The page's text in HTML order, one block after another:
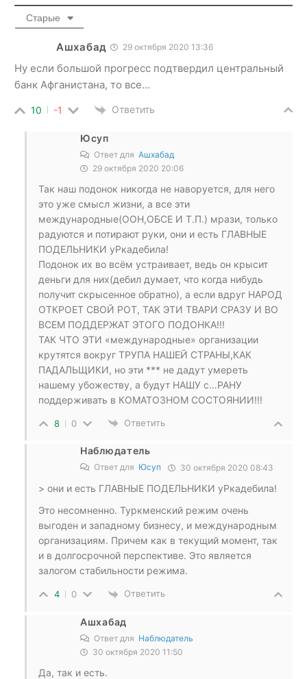
Старые
Ашхабад 29 октября 2020 13:36
Ну если большой прогресс подтвердил центральный
банк Афганистана, то все…
10 -1 Ответить
Юсуп
Ответ для Ашхабад
29 октября 2020 20:06
Так наш подонок никогда не наворуется, для него
это уже смысл жизни, а все эти
международные(ООН,ОБСЕ И Т.П.) мрази, только
радуются и потирают руки, они и есть ГЛАВНЫЕ
ПОДЕЛЬНИКИ уРкадебила!
Подонок их во всём устраивает, ведь он крысит
деньги для них(дебил думает, что когда нибудь
получит скрысенное обратно), а если вдруг НАРОД
ОТКРОЕТ СВОЙ РОТ, ТАК ЭТИ ТВАРИ СРАЗУ И ВО
ВСЕМ ПОДДЕРЖАТ ЭТОГО ПОДОНКА!!!
ТАК ЧТО ЭТИ «международные» организации
крутятся вокруг ТРУПА НАШЕЙ СТРАНЫ,КАК
ПАДАЛЬЩИКИ, но эти *** не дадут умереть
нашему убожеству, а будут НАШУ с…РАНУ
поддерживать в КОМАТОЗНОМ СОСТОЯНИИ!!!
8 0 Ответить
Наблюдатель
Ответ для Юсуп 30 октября 2020 08:43
> они и есть ГЛАВНЫЕ ПОДЕЛЬНИКИ уРкадебила!
Это несомненно. Туркменский режим очень
выгоден и западному бизнесу, и международным
организациям. Причем как в текущий момент, так
и в долгосрочной перспективе. Это является
залогом стабильности режима.
4 0 Ответить
Ашхабад
Ответ для Наблюдатель
30 октября 2020 11:50
Да, так и есть.